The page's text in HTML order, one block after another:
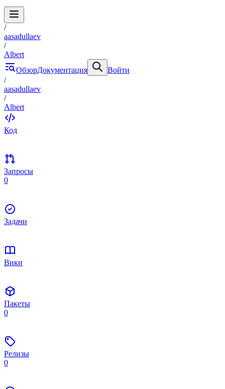
/
aasadullaev
/
Albert
ОбзорДокументация
Войти
/
aasadullaev
/
Albert
Код
Запросы
0
Задачи
Вики
Пакеты
0
Релизы
0